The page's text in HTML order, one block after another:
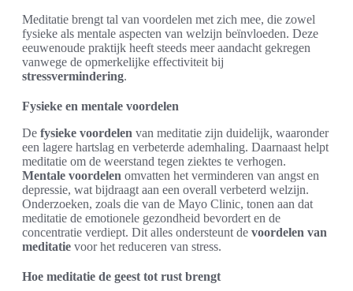
Meditatie brengt tal van voordelen met zich mee, die zowel
fysieke als mentale aspecten van welzijn beïnvloeden. Deze
eeuwenoude praktijk heeft steeds meer aandacht gekregen
vanwege de opmerkelijke effectiviteit bij
stressvermindering.
Fysieke en mentale voordelen
De fysieke voordelen van meditatie zijn duidelijk, waaronder
een lagere hartslag en verbeterde ademhaling. Daarnaast helpt
meditatie om de weerstand tegen ziektes te verhogen.
Mentale voordelen omvatten het verminderen van angst en
depressie, wat bijdraagt aan een overall verbeterd welzijn.
Onderzoeken, zoals die van de Mayo Clinic, tonen aan dat
meditatie de emotionele gezondheid bevordert en de
concentratie verdiept. Dit alles ondersteunt de voordelen van
meditatie voor het reduceren van stress.
Hoe meditatie de geest tot rust brengt